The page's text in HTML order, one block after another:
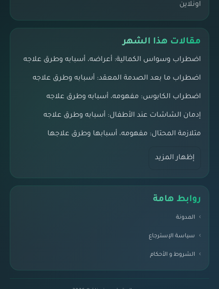
اونلاين
مقالات هذا الشهر
اضطراب وسواس الكمالية: أعراضه، أسبابه وطرق علاجه
اضطراب ما بعد الصدمة المعقد: أسبابه وطرق علاجه
اضطراب الكابوس: مفهومه، أسبابه وطرق علاجه
إدمان الشاشات عند الأطفال: أسبابه وطرق علاجه
متلازمة المحتال: مفهومه، أسبابها وطرق علاجها
إظهار المزيد
روابط هامة
المدونة
سياسة الإسترجاع
الشروط و الأحكام